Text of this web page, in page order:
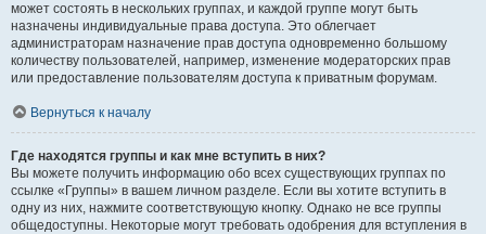
может состоять в нескольких группах, и каждой группе могут быть
назначены индивидуальные права доступа. Это облегчает
администраторам назначение прав доступа одновременно большому
количеству пользователей, например, изменение модераторских прав
или предоставление пользователям доступа к приватным форумам.
Вернуться к началу
Где находятся группы и как мне вступить в них?
Вы можете получить информацию обо всех существующих группах по
ссылке «Группы» в вашем личном разделе. Если вы хотите вступить в
одну из них, нажмите соответствующую кнопку. Однако не все группы
общедоступны. Некоторые могут требовать одобрения для вступления в